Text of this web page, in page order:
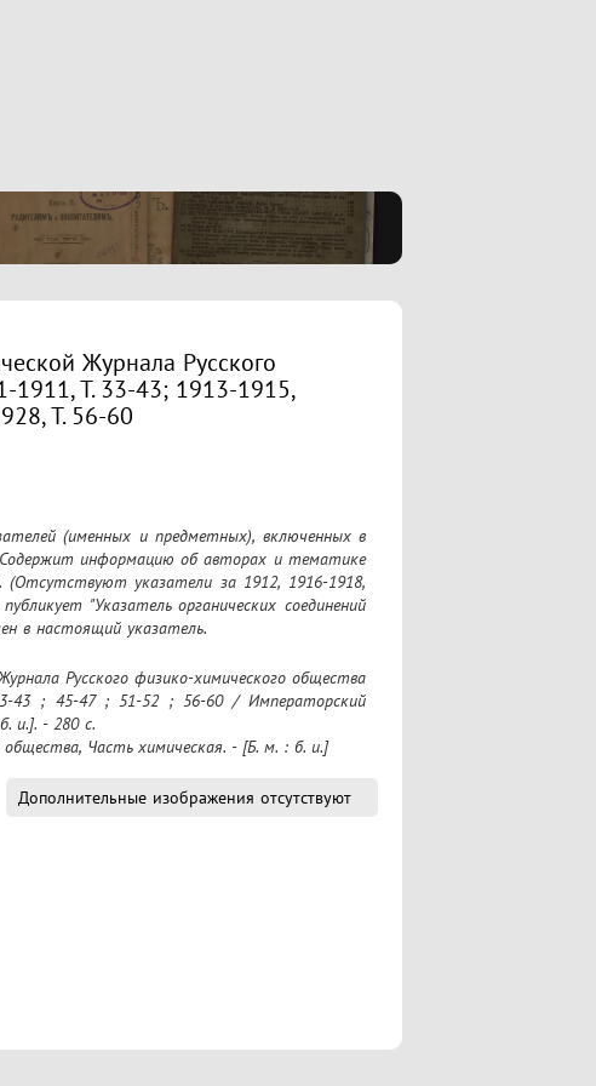
Журнала Русского
1911, Т. 33-43; 1913-1915,
Т. 56-60
(именных и предметных), включенных в
информацию об авторах и тематике
указатели за 1912, 1916-1918,
"Указатель органических соединений
в настоящий указатель.
43 ; 45-47 ; 51-52 ; 56-60 / Императорский
и.]. - 280 с.
Часть химическая. - [Б. м. : б. и.]
Дополнительные изображения отсутствуют